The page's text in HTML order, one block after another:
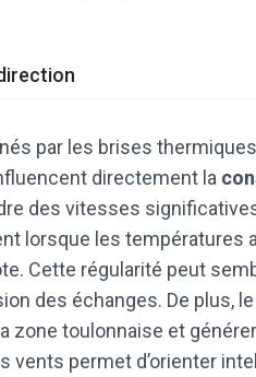
par les brises
directement la
des vitesses
lorsque les températures
Cette régularité peut
des échanges. De plus,
zone toulonnaise et
vents permet d’orienter